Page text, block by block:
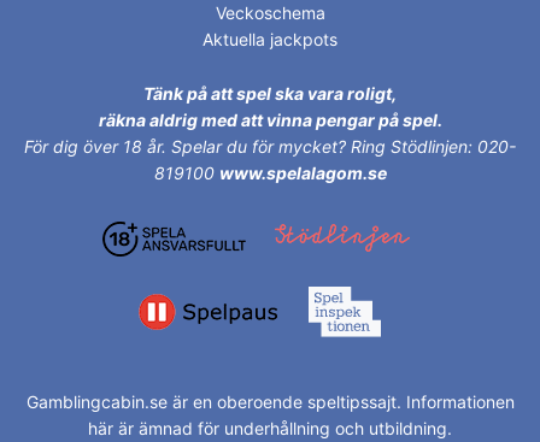
Veckoschema
Aktuella jackpots
Tänk på att spel ska vara roligt,
räkna aldrig med att vinna pengar på spel.
För dig över 18 år. Spelar du för mycket? Ring Stödlinjen: 020-
819100 www.spelalagom.se
Gamblingcabin.se är en oberoende speltipssajt. Informationen
här är ämnad för underhållning och utbildning.